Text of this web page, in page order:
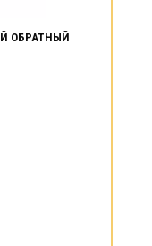
ОБРАТНЫЙ